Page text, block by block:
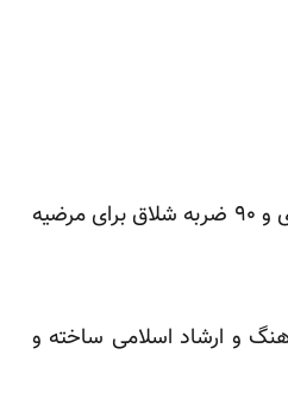
همزمان با اجرای ۷۴ ضربه شلاق پیمان عارف گزارش‌ها حاکی از صدور حکم یک سال حبس تعزیری و ۹۰ ضربه شلاق برای مرضیه
و ارشاد اسلامی ساخته و